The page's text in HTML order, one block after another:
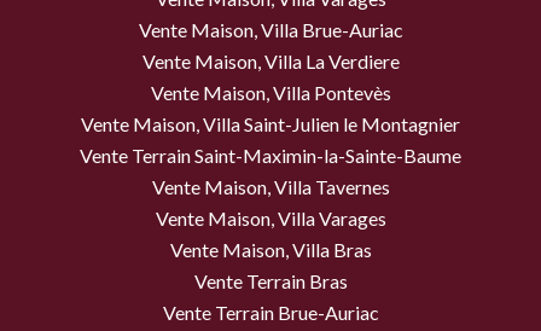
Vente Maison, Villa Brue-Auriac
Vente Maison, Villa La Verdiere
Vente Maison, Villa Pontevès
Vente Maison, Villa Saint-Julien le Montagnier
Vente Terrain Saint-Maximin-la-Sainte-Baume
Vente Maison, Villa Tavernes
Vente Maison, Villa Varages
Vente Maison, Villa Bras
Vente Terrain Bras
Vente Terrain Brue-Auriac